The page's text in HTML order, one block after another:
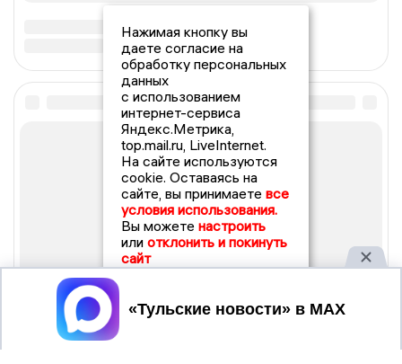
Нажимая кнопку вы
даете согласие на
обработку персональных
данных
с использованием
интернет-сервиса
Яндекс.Метрика,
top.mail.ru, LiveInternet.
На сайте используются
cookie. Оставаясь на
сайте, вы принимаете все
условия использования.
Вы можете настроить
или отклонить и покинуть
сайт
Принять